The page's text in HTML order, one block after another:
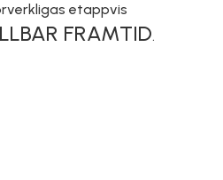
etappvis
FRAMTID.